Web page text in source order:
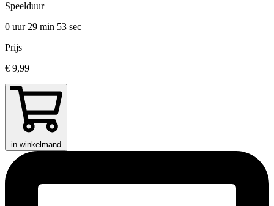
Speelduur
0 uur 29 min 53 sec
Prijs
€ 9,99
in winkelmand